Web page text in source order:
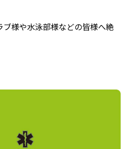
ブ様や水泳部様などの皆様へ絶